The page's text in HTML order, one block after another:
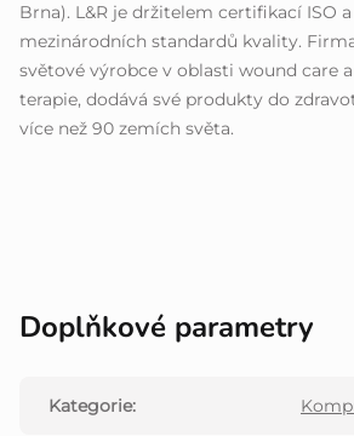
Brna). L&R je držitelem certifikací ISO
mezinárodních standardů kvality.
světové výrobce v oblasti wound care
terapie, dodává své produkty do
více než 90 zemích světa.
Doplňkové parametry
Kategorie: